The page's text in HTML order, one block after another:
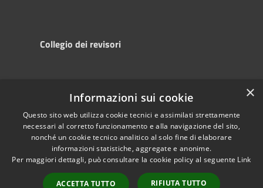
Collegio dei revisori
Accessibility
Privacy
Cookie
Sitemap
Copyright © 2025
Autorità di
Sistema Portuale
del Mare Adriatico
Centrale
Powered by
Municipium
×
Informazioni sui cookie
Questo sito web utilizza cookie tecnici e assimilati strettamente
necessari al corretto funzionamento e alla navigazione del sito,
nonché un cookie tecnico analitico al solo fine di elaborare
informazioni statistiche, aggregate e anonime.
Per maggiori dettagli, può consultare la cookie policy al seguente Link
ACCETTA TUTTO RIFIUTA TUTTO